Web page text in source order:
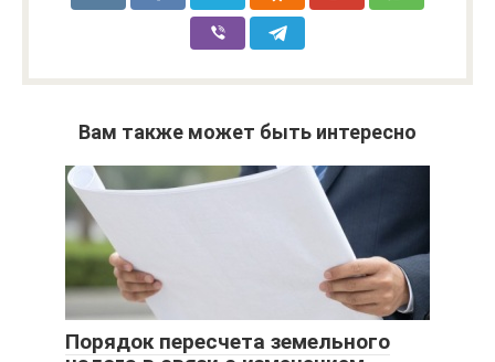
Вам также может быть интересно
Порядок пересчета земельного